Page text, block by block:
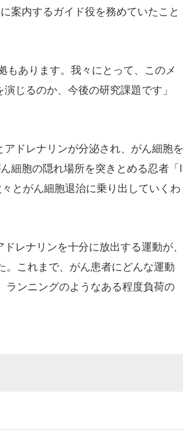
案内するガイド役を務めていたこと
あります。我々にとって、このメ
じるのか、今後の研究課題です」
ドレナリンが分泌され、がん細胞を
細胞の隠れ場所を突きとめる忍者「I
とがん細胞退治に乗り出していくわ
レナリンを十分に放出する運動が、
。これまで、がん患者にどんな運動
ランニングのようなある程度負荷の